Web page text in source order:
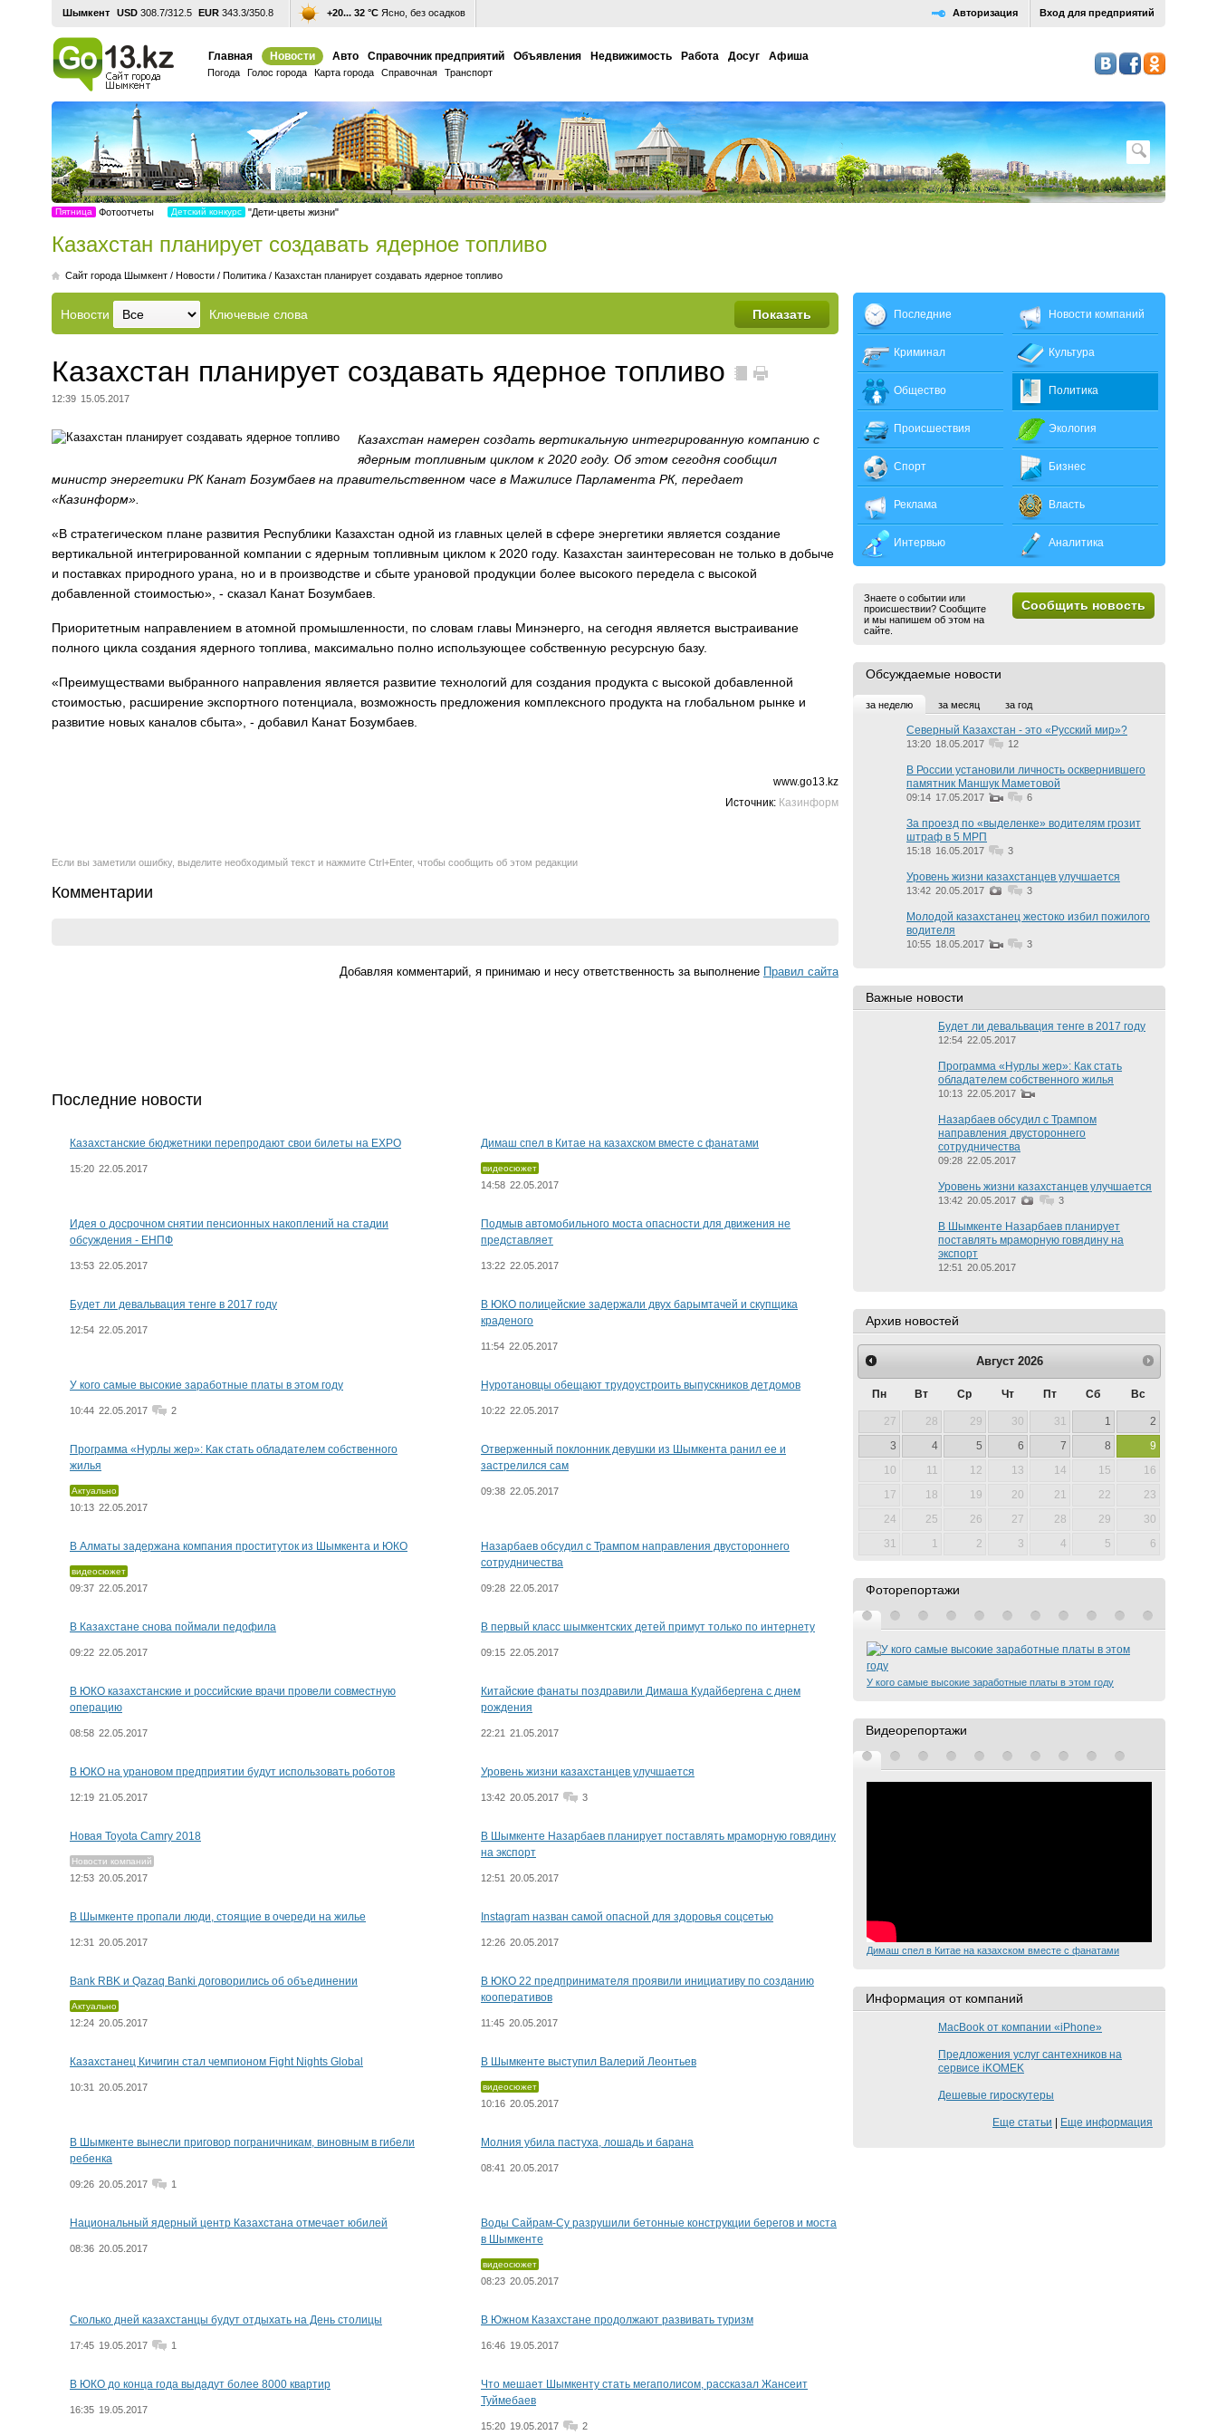
Шымкент USD 308.7/312.5 EUR 343.3/350.8 +20... 32 °С Ясно, без осадков Вход для предприятий
Авторизация
Главная Новости Авто Справочник предприятий Объявления Недвижимость Работа Досуг Афиша
Погода Голос города Карта города Справочная Транспорт
Пятница Фотоотчеты Детский конкурс "Дети-цветы жизни"
Казахстан планирует создавать ядерное топливо
Cайт города Шымкент / Новости / Политика / Казахстан планирует создавать ядерное топливо
Новости Ключевые слова
Казахстан планирует создавать ядерное топливо
12:39 15.05.2017
Казахстан намерен создать вертикальную интегрированную компанию с
ядерным топливным циклом к 2020 году. Об этом сегодня сообщил
министр энергетики РК Канат Бозумбаев на правительственном часе в Мажилисе Парламента РК, передает
«Казинформ».
«В стратегическом плане развития Республики Казахстан одной из главных целей в сфере энергетики является создание
вертикальной интегрированной компании с ядерным топливным циклом к 2020 году. Казахстан заинтересован не только в добыче
и поставках природного урана, но и в производстве и сбыте урановой продукции более высокого передела с высокой
добавленной стоимостью», - сказал Канат Бозумбаев.
Приоритетным направлением в атомной промышленности, по словам главы Минэнерго, на сегодня является выстраивание
полного цикла создания ядерного топлива, максимально полно использующее собственную ресурсную базу.
«Преимуществами выбранного направления является развитие технологий для создания продукта с высокой добавленной
стоимостью, расширение экспортного потенциала, возможность предложения комплексного продукта на глобальном рынке и
развитие новых каналов сбыта», - добавил Канат Бозумбаев.
www.go13.kz
Источник: Казинформ
Если вы заметили ошибку, выделите необходимый текст и нажмите Ctrl+Enter, чтобы сообщить об этом редакции
Комментарии
Добавляя комментарий, я принимаю и несу ответственность за выполнение Правил cайта
Последние новости
Казахстанские бюджетники перепродают свои билеты на EXPO
15:20 22.05.2017
Димаш спел в Китае на казахском вместе с фанатами
видеосюжет
14:58 22.05.2017
Идея о досрочном снятии пенсионных накоплений на стадии
обсуждения - ЕНПФ
13:53 22.05.2017
Подмыв автомобильного моста опасности для движения не
представляет
13:22 22.05.2017
Будет ли девальвация тенге в 2017 году
12:54 22.05.2017
В ЮКО полицейские задержали двух барымтачей и скупщика
краденого
11:54 22.05.2017
У кого самые высокие заработные платы в этом году
10:44 22.05.2017 2
Нуротановцы обещают трудоустроить выпускников детдомов
10:22 22.05.2017
Программа «Нурлы жер»: Как стать обладателем собственного
жилья
Актуально
10:13 22.05.2017
Отверженный поклонник девушки из Шымкента ранил ее и
застрелился сам
09:38 22.05.2017
В Алматы задержана компания проституток из Шымкента и ЮКО
видеосюжет
09:37 22.05.2017
Назарбаев обсудил с Трампом направления двустороннего
сотрудничества
09:28 22.05.2017
В Казахстане снова поймали педофила
09:22 22.05.2017
В первый класс шымкентских детей примут только по интернету
09:15 22.05.2017
В ЮКО казахстанские и российские врачи провели совместную
операцию
08:58 22.05.2017
Китайские фанаты поздравили Димаша Кудайбергена с днем
рождения
22:21 21.05.2017
В ЮКО на урановом предприятии будут использовать роботов
12:19 21.05.2017
Уровень жизни казахстанцев улучшается
13:42 20.05.2017 3
Новая Toyota Camry 2018
Новости компаний
12:53 20.05.2017
В Шымкенте Назарбаев планирует поставлять мраморную говядину
на экспорт
12:51 20.05.2017
В Шымкенте пропали люди, стоящие в очереди на жилье
12:31 20.05.2017
Instagram назван самой опасной для здоровья соцсетью
12:26 20.05.2017
Bank RBK и Qazaq Banki договорились об объединении
Актуально
12:24 20.05.2017
В ЮКО 22 предпринимателя проявили инициативу по созданию
кооперативов
11:45 20.05.2017
Казахстанец Кичигин стал чемпионом Fight Nights Global
10:31 20.05.2017
В Шымкенте выступил Валерий Леонтьев
видеосюжет
10:16 20.05.2017
В Шымкенте вынесли приговор пограничникам, виновным в гибели
ребенка
09:26 20.05.2017 1
Молния убила пастуха, лошадь и барана
08:41 20.05.2017
Национальный ядерный центр Казахстана отмечает юбилей
08:36 20.05.2017
Воды Сайрам-Су разрушили бетонные конструкции берегов и моста
в Шымкенте
видеосюжет
08:23 20.05.2017
Сколько дней казахстанцы будут отдыхать на День столицы
17:45 19.05.2017 1
В Южном Казахстане продолжают развивать туризм
16:46 19.05.2017
В ЮКО до конца года выдадут более 8000 квартир
16:35 19.05.2017
Что мешает Шымкенту стать мегаполисом, рассказал Жансеит
Туймебаев
15:20 19.05.2017 2
Последние
Криминал
Общество
Происшествия
Спорт
Реклама
Интервью
Новости компаний
Культура
Политика
Экология
Бизнес
Власть
Аналитика
Сообщить новость
Знаете о событии или
происшествии? Сообщите
и мы напишем об этом на
сайте.
Обсуждаемые новости
за неделю за месяц за год
Северный Казахстан - это «Русский мир»?
13:20 18.05.2017 12
В России установили личность осквернившего
памятник Маншук Маметовой
09:14 17.05.2017 6
За проезд по «выделенке» водителям грозит
штраф в 5 МРП
15:18 16.05.2017 3
Уровень жизни казахстанцев улучшается
13:42 20.05.2017 3
Молодой казахстанец жестоко избил пожилого
водителя
10:55 18.05.2017 3
Важные новости
Будет ли девальвация тенге в 2017 году
12:54 22.05.2017
Программа «Нурлы жер»: Как стать
обладателем собственного жилья
10:13 22.05.2017
Назарбаев обсудил с Трампом
направления двустороннего
сотрудничества
09:28 22.05.2017
Уровень жизни казахстанцев улучшается
13:42 20.05.2017 3
В Шымкенте Назарбаев планирует
поставлять мраморную говядину на
экспорт
12:51 20.05.2017
Архив новостей
Август 2026
Пн Вт Ср Чт Пт Сб Вс
27 28 29 30 31 1
2
3
4 5 6 7 8
9
10
11 12 13 14 15
16
17
18 19 20 21 22
23
24
25 26 27 28 29
30
31
1 2 3 4 5 6
Фоторепортажи
У кого самые высокие заработные платы в этом году
Видеорепортажи
Димаш спел в Китае на казахском вместе с фанатами
Информация от компаний
MacBook от компании «iPhone»
Предложения услуг сантехников на
сервисе iKOMEK
Дешевые гироскутеры
Еще статьи | Еще информация